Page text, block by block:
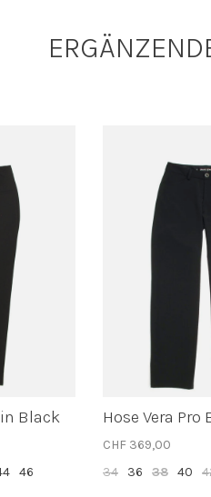
Black
46
Hose Vera Pro
CHF 369,00
34
36 38 40